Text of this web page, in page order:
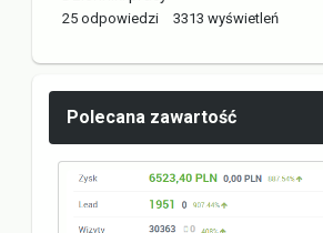
25 odpowiedzi 3313 wyświetleń
Polecana zawartość